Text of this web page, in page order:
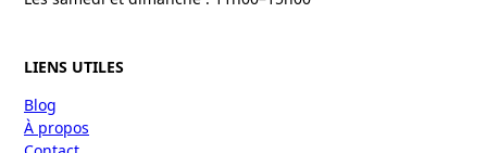
LIENS UTILES
Blog
À propos